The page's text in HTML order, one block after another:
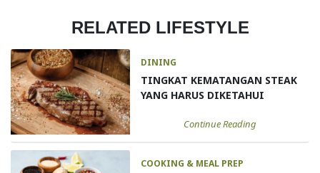
RELATED LIFESTYLE
DINING
TINGKAT KEMATANGAN STEAK
YANG HARUS DIKETAHUI
Continue Reading
COOKING & MEAL PREP